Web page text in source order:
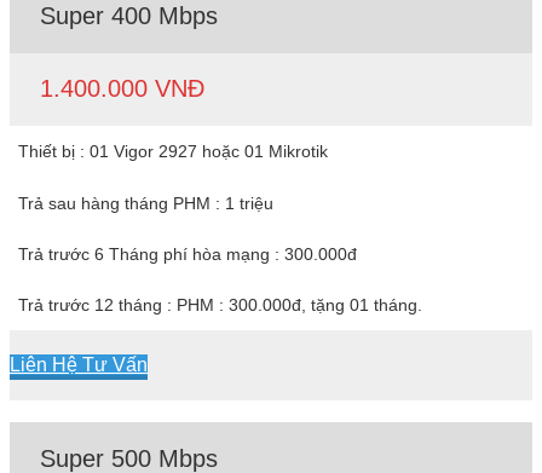
Super 400 Mbps
1.400.000 VNĐ
Thiết bị : 01 Vigor 2927 hoặc 01 Mikrotik
Trả sau hàng tháng PHM : 1 triệu
Trả trước 6 Tháng phí hòa mạng : 300.000đ
Trả trước 12 tháng : PHM : 300.000đ, tặng 01 tháng.
Liên Hệ Tư Vấn
Super 500 Mbps